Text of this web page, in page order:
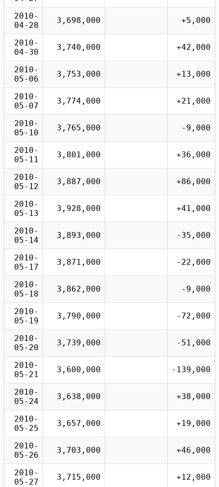
2010-
04-28
3,698,000 +5,000
2010-
04-30
3,740,000 +42,000
2010-
05-06
3,753,000 +13,000
2010-
05-07
3,774,000 +21,000
2010-
05-10
3,765,000 -9,000
2010-
05-11
3,801,000 +36,000
2010-
05-12
3,887,000 +86,000
2010-
05-13
3,928,000 +41,000
2010-
05-14
3,893,000 -35,000
2010-
05-17
3,871,000 -22,000
2010-
05-18
3,862,000 -9,000
2010-
05-19
3,790,000 -72,000
2010-
05-20
3,739,000 -51,000
2010-
05-21
3,600,000 -139,000
2010-
05-24
3,638,000 +38,000
2010-
05-25
3,657,000 +19,000
2010-
05-26
3,703,000 +46,000
2010-
05-27
3,715,000 +12,000